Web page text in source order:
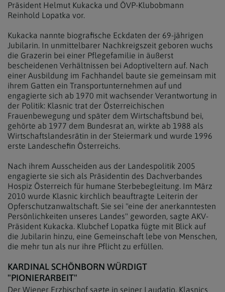
Präsident Helmut Kukacka und ÖVP-Klubobmann
Reinhold Lopatka vor.
Kukacka nannte biografische Eckdaten der 69-jährigen
Jubilarin. In unmittelbarer Nachkreigszeit geboren wuchs
die Grazerin bei einer Pflegefamilie in äußerst
bescheidenen Verhältnissen bei Adoptiveltern auf. Nach
einer Ausbildung im Fachhandel baute sie gemeinsam mit
ihrem Gatten ein Transportunternehmen auf und
engagierte sich ab 1970 mit wachsender Verantwortung in
der Politik: Klasnic trat der Österreichischen
Frauenbewegung und später dem Wirtschaftsbund bei,
gehörte ab 1977 dem Bundesrat an, wirkte ab 1988 als
Wirtschaftslandesrätin in der Steiermark und wurde 1996
erste Landeschefin Österreichs.
Nach ihrem Ausscheiden aus der Landespolitik 2005
engagierte sie sich als Präsidentin des Dachverbandes
Hospiz Österreich für humane Sterbebegleitung. Im März
2010 wurde Klasnic kirchlich beauftragte Leiterin der
Opferschutzanwaltschaft. Sie sei "eine der anerkanntesten
Persönlichkeiten unseres Landes" geworden, sagte AKV-
Präsident Kukacka. Klubchef Lopatka fügte mit Blick auf
die Jubilarin hinzu, eine Gemeinschaft lebe von Menschen,
die mehr tun als nur ihre Pflicht zu erfüllen.
KARDINAL SCHÖNBORN WÜRDIGT
"PIONIERARBEIT"
Der Wiener Erzbischof sagte in seiner Laudatio, Klasnics